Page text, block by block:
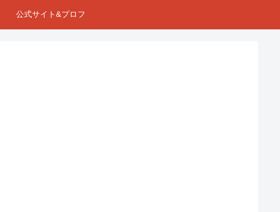
公式サイト&プロフ